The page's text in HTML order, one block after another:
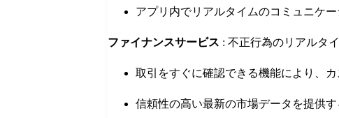
アプリ内でリアルタイムのコミュニケ
ファイナンスサービス : 不正行為のリアルタ
取引をすぐに確認できる機能により、
信頼性の高い最新の市場データを提供